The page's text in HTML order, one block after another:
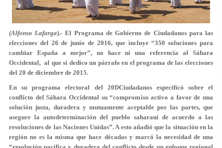
(Alfonso Lafarga).- El Programa de Gobierno de Ciudadanos para las
elecciones del 26 de junio de 2016, que incluye “350 soluciones para
cambiar España a mejor”, no hace ni una referencia al Sáhara
Occidental, al que sí dedico un párrafo en el programa de las elecciones
del 20 de diciembre de 2015.
En su programa electoral del 20DCiudadanos especificó sobre el
conflicto del Sáhara Occidental su “compromiso activo a favor de una
solución justa, duradera y mutuamente aceptable por las partes, que
asegure la autodeterminación del pueblo saharaui de acuerdo a las
resoluciones de las Naciones Unidas”. A esto añadió que la situación en la
región no es la misma que hace décadas y marcó la necesidad de una